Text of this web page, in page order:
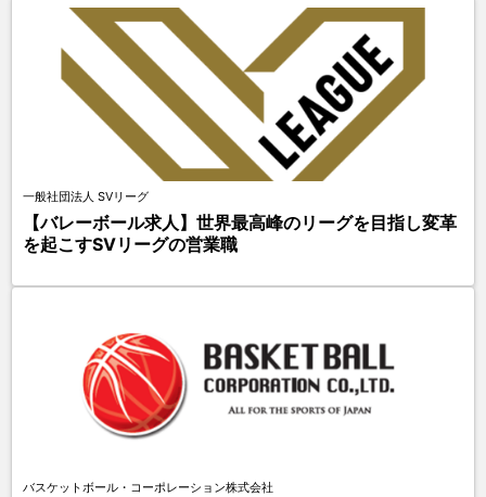
一般社団法人 SVリーグ
【バレーボール求人】世界最高峰のリーグを目指し変革
を起こすSVリーグの営業職
バスケットボール・コーポレーション株式会社